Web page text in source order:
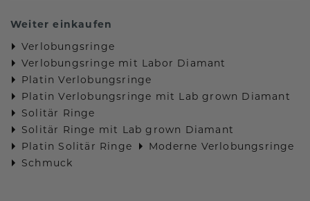
Weiter einkaufen
Verlobungsringe
Verlobungsringe mit Labor Diamant
Platin Verlobungsringe
Platin Verlobungsringe mit Lab grown Diamant
Solitär Ringe
Solitär Ringe mit Lab grown Diamant
Platin Solitär Ringe
Moderne Verlobungsringe
Schmuck